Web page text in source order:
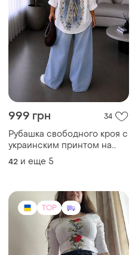
999 грн 34
Рубашка свободного кроя с
украинским принтом на
спинке
42 и еще 5
TOP